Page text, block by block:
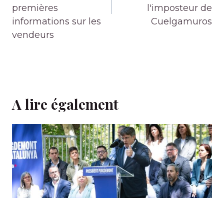
premières
informations sur les
vendeurs
l'imposteur de
Cuelgamuros
A lire également